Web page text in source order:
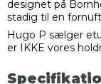
designet på
stadig til en
Hugo P sælger
er IKKE vores